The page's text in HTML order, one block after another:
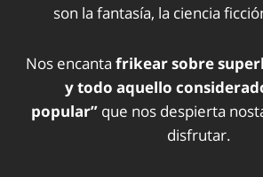
son la fantasía, la ciencia
Nos encanta frikear sobre
y todo aquello
popular” que nos despierta
disfrutar.